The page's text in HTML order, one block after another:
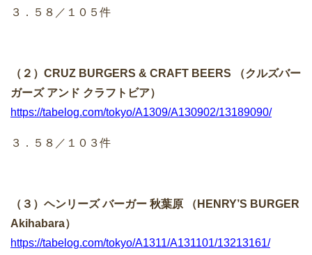
３．５８／１０５件
（２）CRUZ BURGERS & CRAFT BEERS （クルズバー
ガーズ アンド クラフトビア）
https://tabelog.com/tokyo/A1309/A130902/13189090/
３．５８／１０３件
（３）ヘンリーズ バーガー 秋葉原 （HENRY’S BURGER
Akihabara）
https://tabelog.com/tokyo/A1311/A131101/13213161/